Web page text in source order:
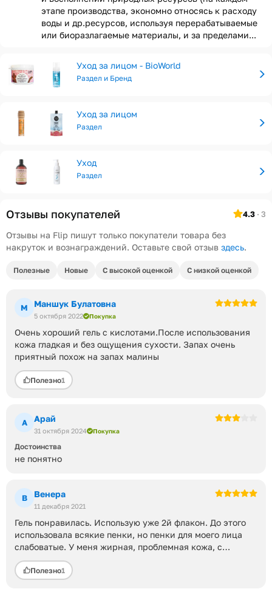
этапе производства, экономно относясь к расходу
воды и др.ресурсов, используя перерабатываемые
или биоразлагаемые материалы, и за пределами...
Уход за лицом - BioWorld
Раздел и Бренд
Уход за лицом
Раздел
Уход
Раздел
Отзывы покупателей 4.3 · 3
Отзывы на Flip пишут только покупатели товара без
накруток и вознаграждений. Оставьте свой отзыв здесь.
Полезные Новые С высокой оценкой С низкой оценкой
М Маншук Булатовна
5 октября 2022 Покупка
Очень хороший гель с кислотами.После использования
кожа гладкая и без ощущения сухости. Запах очень
приятный похож на запах малины
Полезно1
А Арай
31 октября 2024 Покупка
Достоинства
не понятно
В Венера
11 декабря 2021
Гель понравилась. Использую уже 2й флакон. До этого
использовала всякие пенки, но пенки для моего лица
слабоватые. У меня жирная, проблемная кожа, с
расширенными порами. Гель прекрасно растворяет
жир, убирает мелкие бугорчки жировые,
шероховатость. После наношу тоник увлаж+ крем увл
Полезно1